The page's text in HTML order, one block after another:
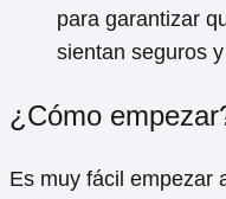
para garantizar
sientan seguros
¿Cómo
Es muy fácil empezar